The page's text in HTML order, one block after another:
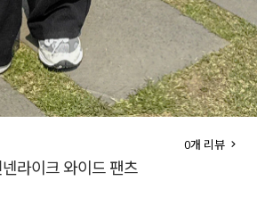
원피스
팬츠
스커트
언더웨어
라이크 와이드 팬츠
0개 리뷰